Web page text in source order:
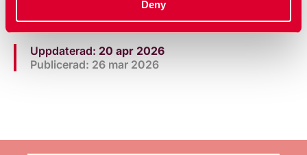
Deny
Uppdaterad: 20 apr 2026
Publicerad: 26 mar 2026